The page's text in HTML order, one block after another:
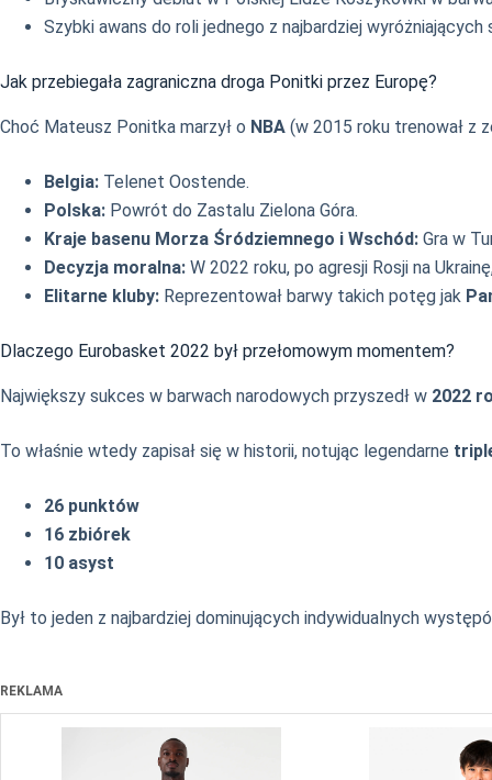
Szybki awans do roli jednego z najbardziej
Jak przebiegała zagraniczna droga Ponitki przez Europę?
Choć Mateusz Ponitka marzył o NBA (w 2015 roku trenował z
Belgia: Telenet Oostende.
Polska: Powrót do Zastalu Zielona Góra.
Kraje basenu Morza Śródziemnego i Wschód: Gra w
Decyzja moralna: W 2022 roku, po agresji Rosji na
Elitarne kluby: Reprezentował barwy takich potęg jak
Dlaczego Eurobasket 2022 był przełomowym momentem?
Największy sukces w barwach narodowych przyszedł w 2022
To właśnie wtedy zapisał się w historii, notując legendarne
26 punktów
16 zbiórek
10 asyst
Był to jeden z najbardziej dominujących indywidualnych
REKLAMA